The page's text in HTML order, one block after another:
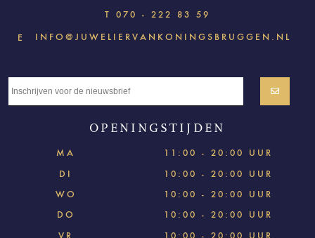
T 070 - 222 83 59
E INFO@JUWELIERVANKONINGSBRUGGEN.NL
OPENINGSTIJDEN
MA
11:00 - 20:00 UUR
DI
10:00 - 20:00 UUR
WO
10:00 - 20:00 UUR
DO
10:00 - 20:00 UUR
VR
10:00 - 20:00 UUR